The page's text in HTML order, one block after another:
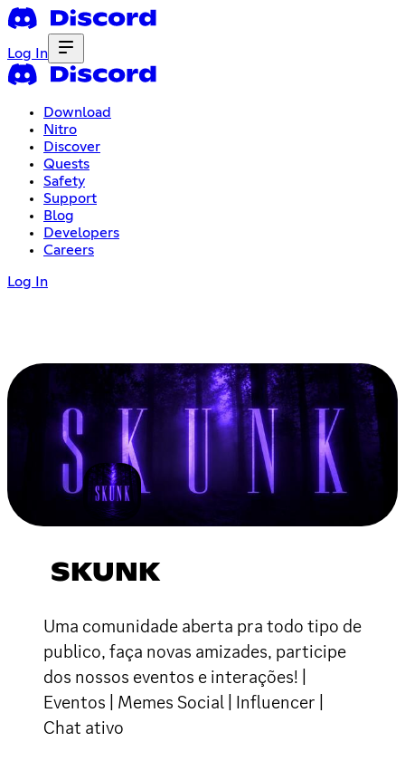
Log In
Download
Nitro
Discover
Quests
Safety
Support
Blog
Developers
Careers
Log In
SKUNK
Uma comunidade aberta pra todo tipo de
publico, faça novas amizades, participe
dos nossos eventos e interações! |
Eventos | Memes Social | Influencer |
Chat ativo